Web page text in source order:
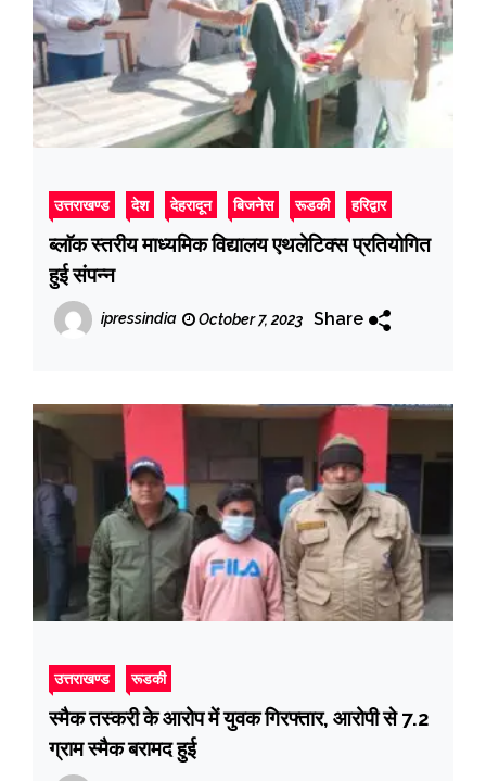
उत्तराखण्ड देश देहरादून बिजनेस रूडकी हरिद्वार
ब्लाॅक स्तरीय माध्यमिक विद्यालय एथलेटिक्स प्रतियोगित
हुई संपन्न
ipressindia October 7, 2023 Share
उत्तराखण्ड रूडकी
स्मैक तस्करी के आरोप में युवक गिरफ्तार, आरोपी से 7.2
ग्राम स्मैक बरामद हुई